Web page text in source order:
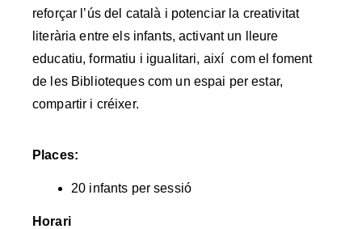
reforçar l’ús del català i potenciar la creativitat
literària entre els infants, activant un lleure
educatiu, formatiu i igualitari, així com el foment
de les Biblioteques com un espai per estar,
compartir i créixer.
Places:
20 infants per sessió
Horari